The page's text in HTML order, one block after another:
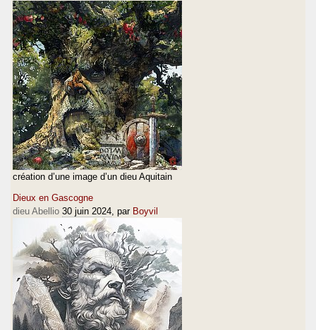
création d’une image d’un dieu Aquitain
Dieux en Gascogne
dieu Abellio 30 juin 2024 , par Boyvil